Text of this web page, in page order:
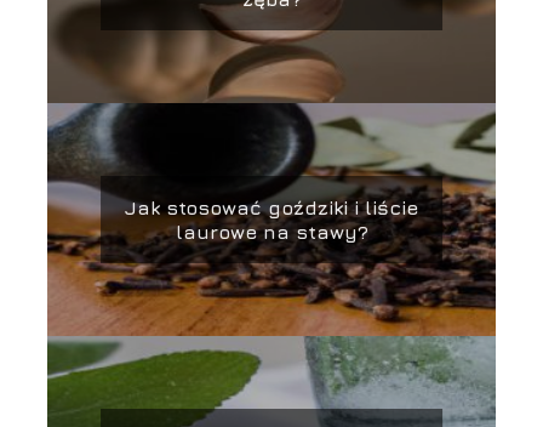
Jak stosować goździki i liście
laurowe na stawy?